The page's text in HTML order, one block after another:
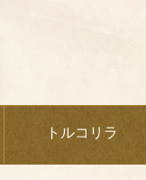
トルコリラ